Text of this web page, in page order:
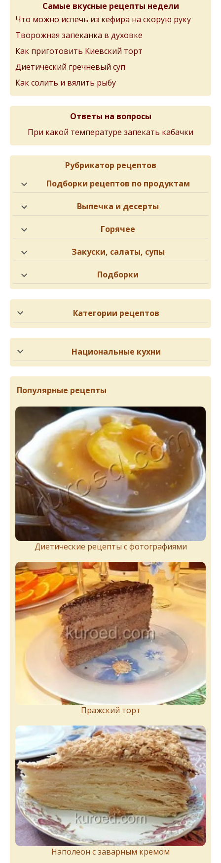
Самые вкусные рецепты недели
Что можно испечь из кефира на скорую руку
Творожная запеканка в духовке
Как приготовить Киевский торт
Диетический гречневый суп
Как солить и вялить рыбу
Ответы на вопросы
При какой температуре запекать кабачки
Рубрикатор рецептов
Подборки рецептов по продуктам
Выпечка и десерты
Горячее
Закуски, салаты, супы
Подборки
Категории рецептов
Национальные кухни
Популярные рецепты
Диетические рецепты с фотографиями
Пражский торт
Наполеон с заварным кремом